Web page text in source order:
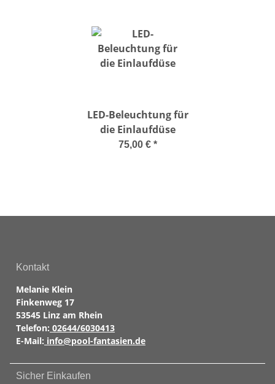
LED-Beleuchtung für
die Einlaufdüse
75,00 € *
Kontakt
Melanie Klein
Finkenweg 17
53545 Linz am Rhein
Telefon: 02644/6030413
E-Mail: info@pool-fantasien.de
Sicher Einkaufen